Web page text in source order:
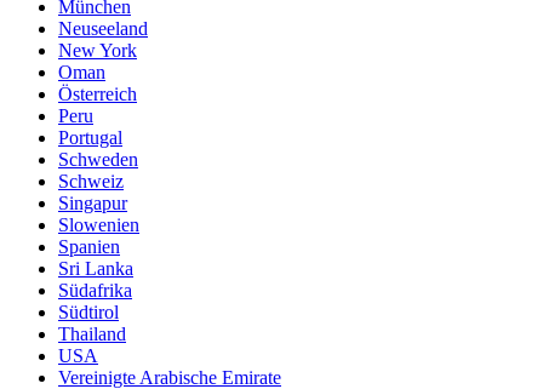
München
Neuseeland
New York
Oman
Österreich
Peru
Portugal
Schweden
Schweiz
Singapur
Slowenien
Spanien
Sri Lanka
Südafrika
Südtirol
Thailand
USA
Vereinigte Arabische Emirate